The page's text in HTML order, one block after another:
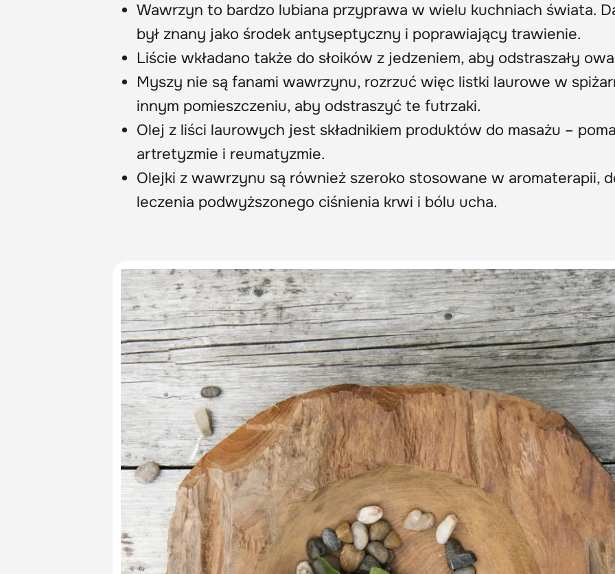
Wawrzyn to bardzo lubiana przyprawa w wielu kuchniach świata.
był znany jako środek antyseptyczny i poprawiający trawienie.
Liście wkładano także do słoików z jedzeniem, aby odstraszały
Myszy nie są fanami wawrzynu, rozrzuć więc listki laurowe w
innym pomieszczeniu, aby odstraszyć te futrzaki.
Olej z liści laurowych jest składnikiem produktów do masażu –
artretyzmie i reumatyzmie.
Olejki z wawrzynu są również szeroko stosowane w aromaterapii,
leczenia podwyższonego ciśnienia krwi i bólu ucha.